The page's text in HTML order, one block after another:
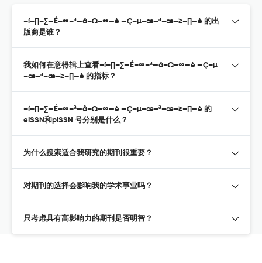
–í–∏–∑—É–∞–ª—å–Ω–∞—è —Ç–µ–æ–ª–æ–≥–∏—è 的出
版商是谁？
我如何在意得辑上查看–í–∏–∑—É–∞–ª—å–Ω–∞—è —Ç–µ
–æ–ª–æ–≥–∏—è 的指标？
–í–∏–∑—É–∞–ª—å–Ω–∞—è —Ç–µ–æ–ª–æ–≥–∏—è 的
eISSN和pISSN 号分别是什么？
为什么搜索适合我研究的期刊很重要？
对期刊的选择会影响我的学术事业吗？
只考虑具有高影响力的期刊是否明智？